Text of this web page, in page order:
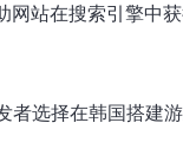
站在搜索引擎中获
者选择在韩国搭建